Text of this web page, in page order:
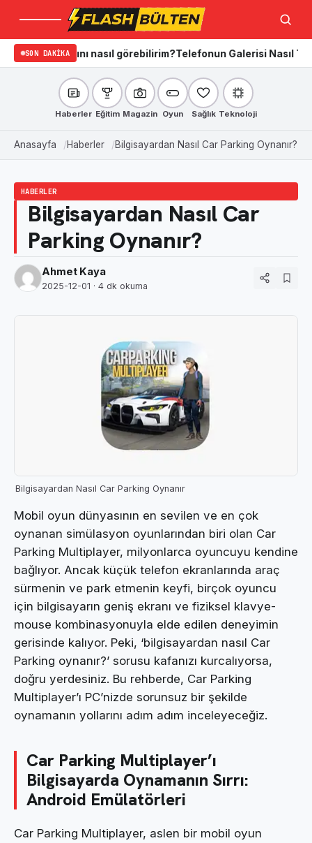
Menü Ara
SON DAKIKA
nasıl görebilirim? Telefonun Galerisi Nasıl Temizlenir?
Haberler Eğitim Magazin Oyun Sağlık Teknoloji
Anasayfa Haberler Bilgisayardan Nasıl Car Parking Oynanır?
HABERLER
Bilgisayardan Nasıl Car
Parking Oynanır?
Ahmet Kaya
2025-12-01 · 4 dk okuma
Bilgisayardan Nasıl Car Parking Oynanır
Mobil oyun dünyasının en sevilen ve en çok
oynanan simülasyon oyunlarından biri olan Car
Parking Multiplayer, milyonlarca oyuncuyu kendine
bağlıyor. Ancak küçük telefon ekranlarında araç
sürmenin ve park etmenin keyfi, birçok oyuncu
için bilgisayarın geniş ekranı ve fiziksel klavye-
mouse kombinasyonuyla elde edilen deneyimin
gerisinde kalıyor. Peki, ‘bilgisayardan nasıl Car
Parking oynanır?’ sorusu kafanızı kurcalıyorsa,
doğru yerdesiniz. Bu rehberde, Car Parking
Multiplayer’ı PC’nizde sorunsuz bir şekilde
oynamanın yollarını adım adım inceleyeceğiz.
Car Parking Multiplayer’ı
Bilgisayarda Oynamanın Sırrı:
Android Emülatörleri
Car Parking Multiplayer, aslen bir mobil oyun